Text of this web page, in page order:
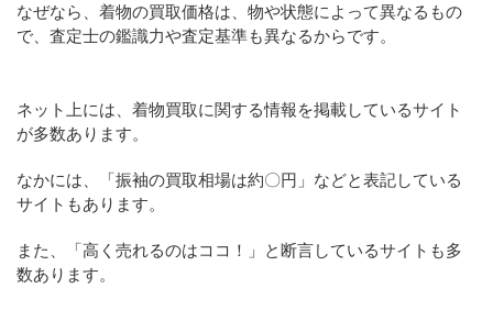
なぜなら、着物の買取価格は、物や状態によって異なるもの
で、査定士の鑑識力や査定基準も異なるからです。
ネット上には、着物買取に関する情報を掲載しているサイト
が多数あります。
なかには、「振袖の買取相場は約〇円」などと表記している
サイトもあります。
また、「高く売れるのはココ！」と断言しているサイトも多
数あります。